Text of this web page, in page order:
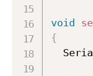
void
{